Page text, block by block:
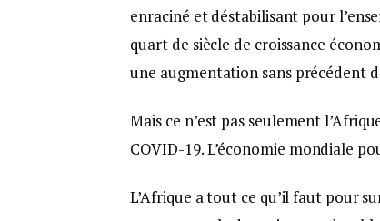
enraciné et déstabilisant pour
quart de siècle de croissance
une augmentation sans précédent
Mais ce n’est pas seulement
COVID-19. L’économie mondiale
L’Afrique a tout ce qu’il faut pour